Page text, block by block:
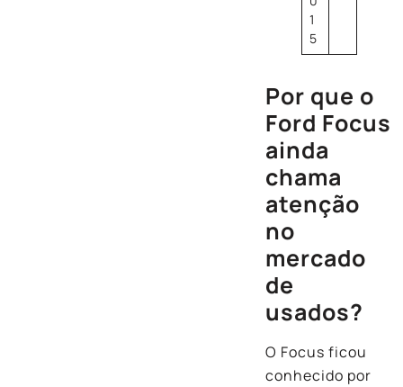
1
5
Por que o
Ford Focus
ainda
chama
atenção
no
mercado
de
usados?
O Focus ficou
conhecido por